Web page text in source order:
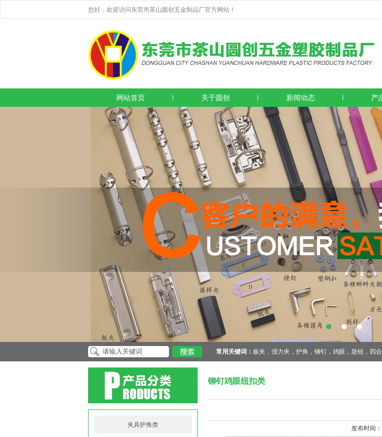
您好，欢迎访问东莞市茶山圆创五金制品厂官方网站！
网站首页 关于圆创 新闻动态 产
常用关键词： 板夹，强力夹，护角，铆钉，鸡眼，急钮，四
夹具护角类
铆钉鸡眼纽扣类
发布时间